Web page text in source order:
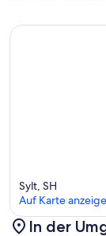
Sylt, SH
Auf Karte
In der